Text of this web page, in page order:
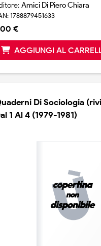
Amici Di Piero Chiara
1788879451633
€
AGGIUNGI AL
Di Sociologia
1 Al 4 (1979-1981)